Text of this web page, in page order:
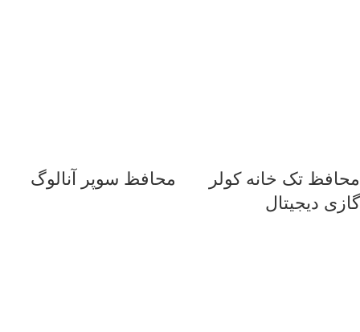
محافظ تک خانه کولر
گازی دیجیتال
محافظ سوپر آنالوگ